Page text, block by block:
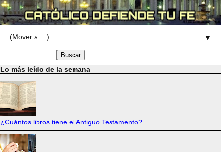
▼
Lo más leído de la semana
¿Cuántos libros tiene el Antiguo Testamento?